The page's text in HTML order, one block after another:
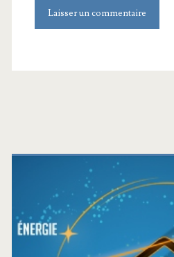
site
Barre
latérale
principale